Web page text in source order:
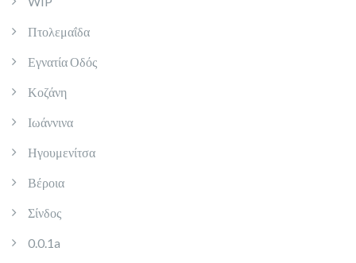
Πτολεμαΐδα
Εγνατία Οδός
Κοζάνη
Ιωάννινα
Ηγουμενίτσα
Βέροια
Σίνδος
0.0.1a